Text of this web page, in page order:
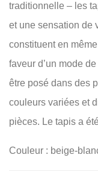
traditionnelle – les
et une sensation de
constituent en
faveur d’un mode
être posé dans des
couleurs variées et
pièces. Le tapis a
Couleur : beige-